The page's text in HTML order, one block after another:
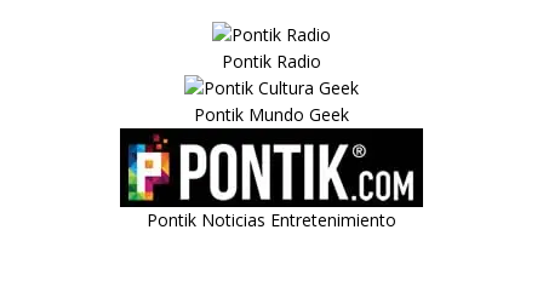
Pontik Radio
Pontik Mundo Geek
Pontik Noticias Entretenimiento